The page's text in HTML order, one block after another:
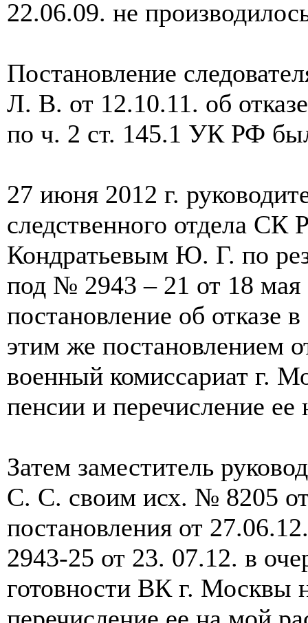
22.06.09. не
Постановление
Л. В. от 12.10.11. об
по ч. 2 ст. 145.1 УК РФ
27 июня 2012 г.
следственного отдела СК
Кондратьевым Ю. Г. по
под № 2943 – 21 от 18
постановление об отказе
этим же постановлением
военный комиссариат г.
пенсии и перечисление
Затем заместитель
С. С. своим исх. № 8205
постановления от
2943-25 от 23. 07.12. в
готовности ВК г. Москвы